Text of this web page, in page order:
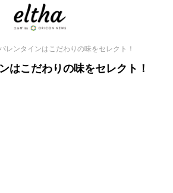
レンタインはこだわりの味をセレクト！
はこだわりの味をセレクト！